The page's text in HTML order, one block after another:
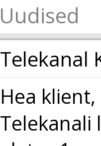
Uudised
Telekanal
Hea klient,